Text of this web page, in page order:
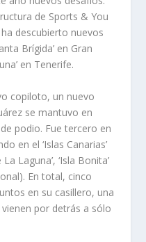
de Sports & You
descubierto nuevos
Brígida’ en Gran
en Tenerife.
copiloto, un nuevo
se mantuvo en
podio. Fue tercero en
en el ‘Islas Canarias’
Laguna’, ‘Isla Bonita’
En total, cinco
en su casillero, una
por detrás a sólo